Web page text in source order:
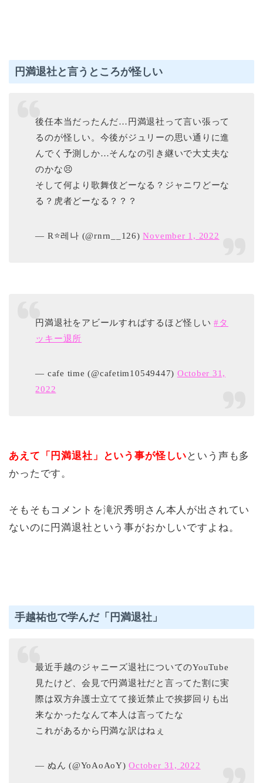
円満退社と言うところが怪しい
後任本当だったんだ…円満退社って言い張って
るのが怪しい。今後がジュリーの思い通りに進
んでく予測しか…そんなの引き継いで大丈夫な
のかな😣
そして何より歌舞伎どーなる？ジャニワどーな
る？虎者どーなる？？？
— R⭐레나 (@rnrn__126)November 1, 2022
円満退社をアビールすればするほど怪しい#タ
ッキー退所
— cafe time (@cafetim10549447) October 31,
2022
あえて「円満退社」という事が怪しい という声も多
かったです。
そもそもコメントを滝沢秀明さん本人が出されてい
ないのに円満退社という事がおかしいですよね。
手越祐也で学んだ「円満退社」
最近手越のジャニーズ退社についてのYouTube
見たけど、会見で円満退社だと言ってた割に実
際は双方弁護士立てて接近禁止で挨拶回りも出
来なかったなんて本人は言ってたな
これがあるから円満な訳はねぇ
— ぬん (@YoAoAoY)October 31, 2022